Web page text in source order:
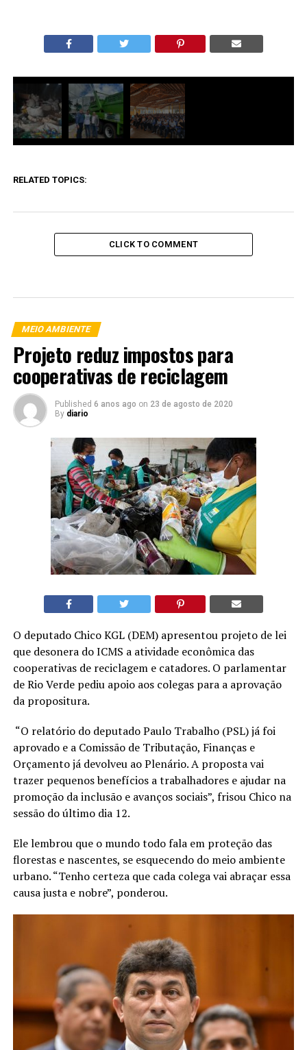
RELATED TOPICS:
CLICK TO COMMENT
MEIO AMBIENTE
Projeto reduz impostos para
cooperativas de reciclagem
Published 6 anos ago on 23 de agosto de 2020
By diario
O deputado Chico KGL (DEM) apresentou projeto de lei
que desonera do ICMS a atividade econômica das
cooperativas de reciclagem e catadores. O parlamentar
de Rio Verde pediu apoio aos colegas para a aprovação
da propositura.
“O relatório do deputado Paulo Trabalho (PSL) já foi
aprovado e a Comissão de Tributação, Finanças e
Orçamento já devolveu ao Plenário. A proposta vai
trazer pequenos benefícios a trabalhadores e ajudar na
promoção da inclusão e avanços sociais”, frisou Chico na
sessão do último dia 12.
Ele lembrou que o mundo todo fala em proteção das
florestas e nascentes, se esquecendo do meio ambiente
urbano. “Tenho certeza que cada colega vai abraçar essa
causa justa e nobre”, ponderou.